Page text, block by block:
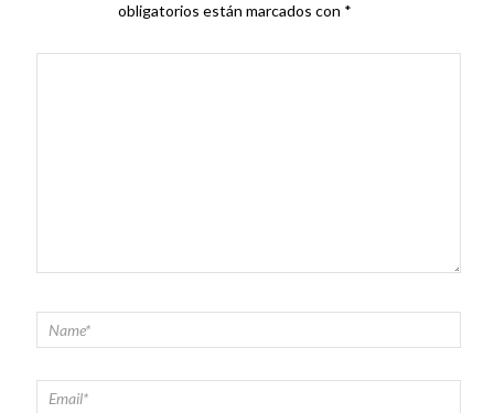
obligatorios están marcados con *